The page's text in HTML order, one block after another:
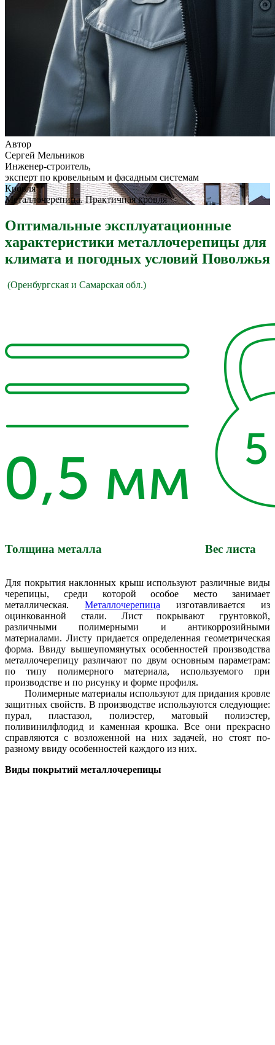
Автор
Сергей Мельников
Инженер-строитель,
эксперт по кровельным и фасадным системам
Кровля
Металлочерепица. Практичная кровля
Оптимальные эксплуатационные
характеристики металлочерепицы для
климата и погодных условий Поволжья
(Оренбургская и Самарская обл.)
Толщина металла Вес листа
Для покрытия наклонных крыш используют различные виды
черепицы, среди которой особое место занимает
металлическая. Металлочерепица изготавливается из
оцинкованной стали. Лист покрывают грунтовкой,
различными полимерными и антикоррозийными
материалами. Листу придается определенная геометрическая
форма. Ввиду вышеупомянутых особенностей производства
металлочерепицу различают по двум основным параметрам:
по типу полимерного материала, используемого при
производстве и по рисунку и форме профиля.
Полимерные материалы используют для придания кровле
защитных свойств. В производстве используются следующие:
пурал, пластазол, полиэстер, матовый полиэстер,
поливинилфлодид и каменная крошка. Все они прекрасно
справляются с возложенной на них задачей, но стоят по-
разному ввиду особенностей каждого из них.
Виды покрытий металлочерепицы